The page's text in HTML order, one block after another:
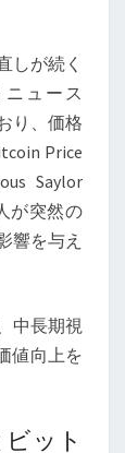
しが続く
ュース
り、価格
Price
Saylor
が突然の
響を与え
中長期視
値向上を
ット